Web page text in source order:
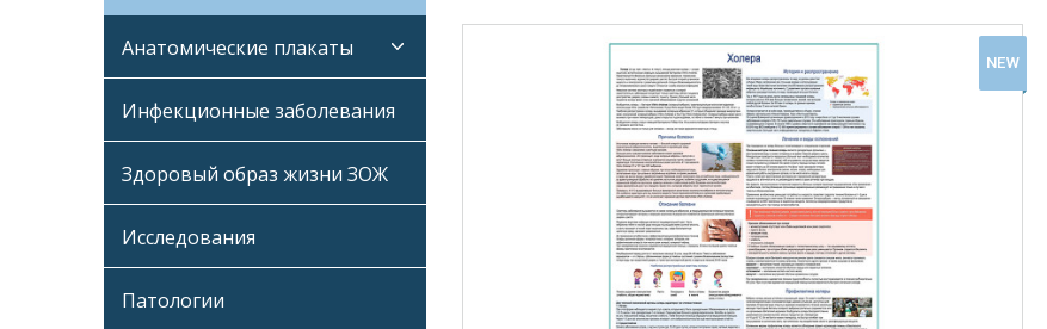
Анатомические плакаты
Инфекционные заболевания
Здоровый образ жизни ЗОЖ
Исследования
Патологии
NEW